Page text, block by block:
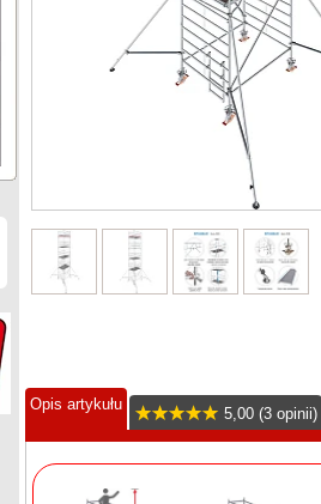
Opis artykułu
5,00 (3 opinii)